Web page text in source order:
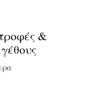
&